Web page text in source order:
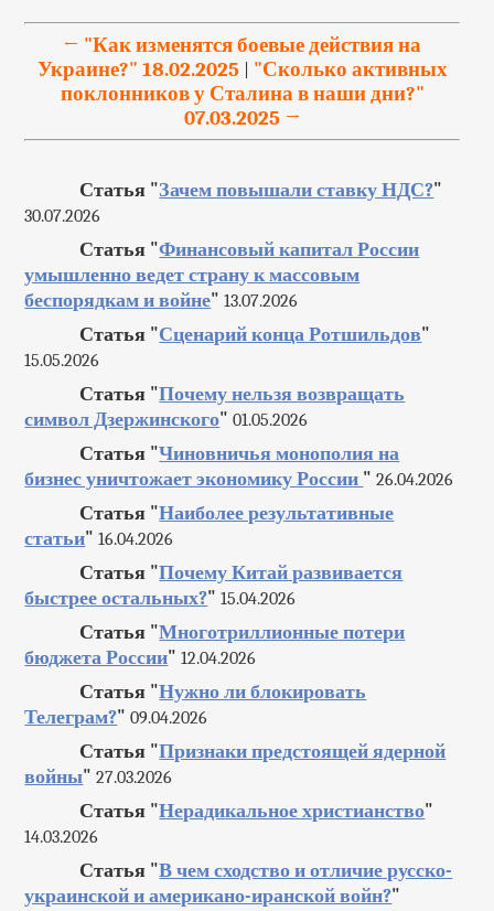
← "Как изменятся боевые действия на
Украине?" 18.02.2025| "Сколько активных
поклонников у Сталина в наши дни?"
07.03.2025 →
Статья "Зачем повышали ставку НДС?"
30.07.2026
Статья "Финансовый капитал России
умышленно ведет страну к массовым
беспорядкам и войне" 13.07.2026
Статья "Сценарий конца Ротшильдов"
15.05.2026
Статья "Почему нельзя возвращать
символ Дзержинского" 01.05.2026
Статья "Чиновничья монополия на
бизнес уничтожает экономику России " 26.04.2026
Статья "Наиболее результативные
статьи" 16.04.2026
Статья "Почему Китай развивается
быстрее остальных?" 15.04.2026
Статья "Многотриллионные потери
бюджета России" 12.04.2026
Статья "Нужно ли блокировать
Телеграм?" 09.04.2026
Статья "Признаки предстоящей ядерной
войны" 27.03.2026
Статья "Нерадикальное христианство"
14.03.2026
Статья "В чем сходство и отличие русско-
украинской и американо-иранской войн?"